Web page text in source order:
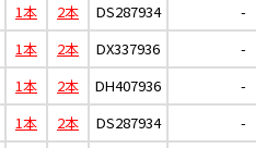
1本 2本 DS287934
-
1本 2本 DX337936
-
1本 2本 DH407936 -
1本 2本 DS287934
-